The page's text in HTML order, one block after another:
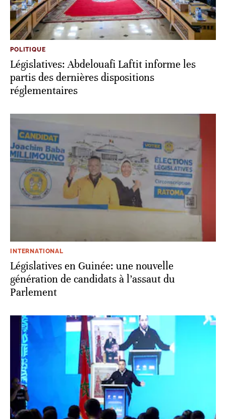
POLITIQUE
Législatives: Abdelouafi Laftit informe les
partis des dernières dispositions
réglementaires
INTERNATIONAL
Législatives en Guinée: une nouvelle
génération de candidats à l’assaut du
Parlement